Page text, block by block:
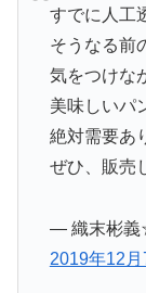
すでに人工
そうなる前
気をつけな
美味しいパ
絶対需要あ
ぜひ、販売
— 織末彬義
2019年12月